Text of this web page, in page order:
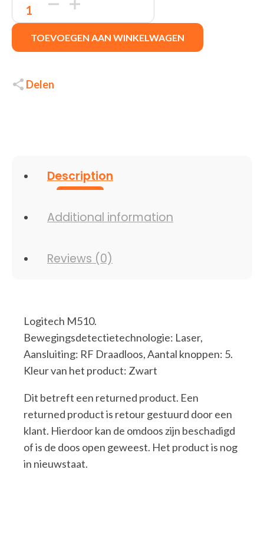
M510
|
Muis
|
Rechtshandig
Returned
quantity
TOEVOEGEN AAN WINKELWAGEN
Delen
Description
Additional information
Reviews (0)
Logitech M510.
Bewegingsdetectietechnologie: Laser,
Aansluiting: RF Draadloos, Aantal knoppen: 5.
Kleur van het product: Zwart
Dit betreft een returned product. Een
returned product is retour gestuurd door een
klant. Hierdoor kan de omdoos zijn beschadigd
of is de doos open geweest. Het product is nog
in nieuwstaat.